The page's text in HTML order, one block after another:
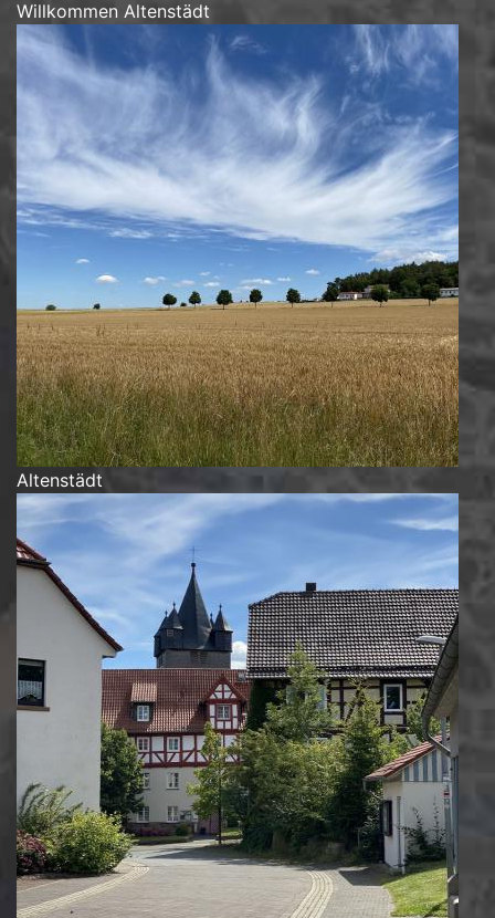
Willkommen Altenstädt
Altenstädt